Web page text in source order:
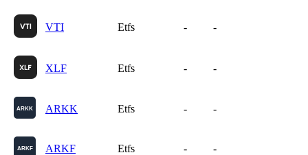
VTI Etfs - -
XLF Etfs - -
ARKK Etfs - -
ARKF Etfs - -